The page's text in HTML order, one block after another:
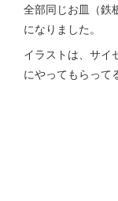
全部同じお皿（鉄
になりました。
イラストは、サイ
にやってもらって